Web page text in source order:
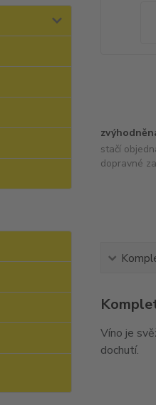
stačí
dopravné
Víno je
dochutí.